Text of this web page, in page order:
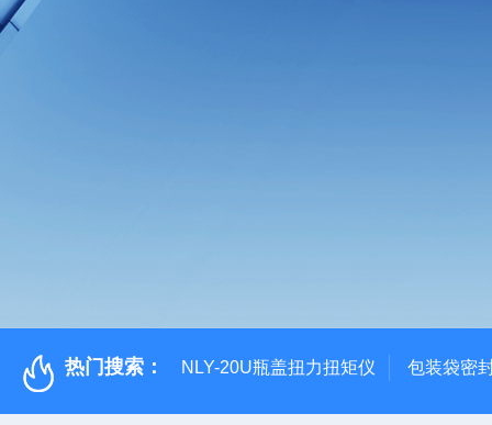
热门搜索： NLY-20U瓶盖扭力扭矩仪 包装袋密